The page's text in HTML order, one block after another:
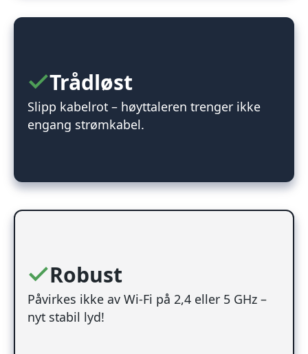
Trådløst
Slipp kabelrot – høyttaleren trenger ikke
engang strømkabel.
Robust
Påvirkes ikke av Wi-Fi på 2,4 eller 5 GHz –
nyt stabil lyd!